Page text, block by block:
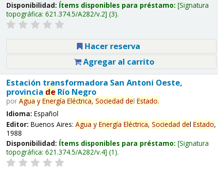
Disponibilidad: Ítems disponibles para préstamo: Signatura
topográfica: 621.374.5/A282/v.2 (3).
Hacer reserva
Agregar al carrito
Estación transformadora San Antoni Oeste,
provincia deRío Negro
por Agua y Energía Eléctrica, Sociedad del Estado.
Idioma: Español
Editor: Buenos Aires: Agua y Energía Eléctrica, Sociedad del Estado,
1988
Disponibilidad: Ítems disponibles para préstamo: Signatura
topográfica: 621.374.5/A282/v.4 (1).